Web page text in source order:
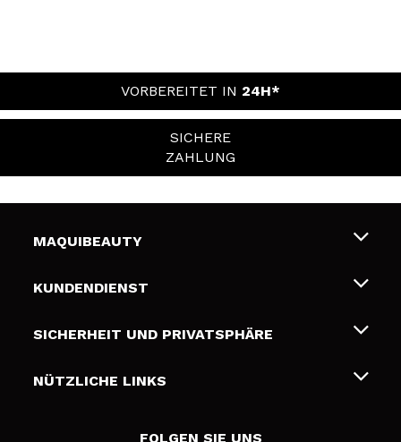
VORBEREITET IN 24H*
SICHERE
ZAHLUNG
MAQUIBEAUTY
Über uns
Geschenkkarten
KUNDENDIENST
Liefer- und Versandkosten
Zahlung
SICHERHEIT UND PRIVATSPHÄRE
Bedingungen und Datenschutz
NÜTZLICHE LINKS
FOLGEN SIE UNS